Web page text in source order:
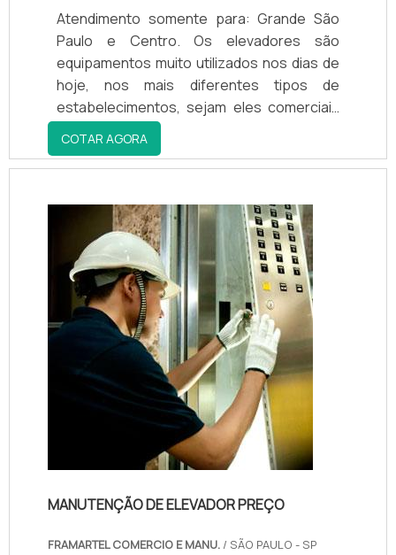
Atendimento somente para: Grande São
Paulo e Centro. Os elevadores são
equipamentos muito utilizados nos dias de
hoje, nos mais diferentes tipos de
estabelecimentos, sejam eles comerciais
ou residenciais. Podemos utilizar como
exemplo: Shoppings centers; Empresas;
Fábricas; Supermercados; Centros
que existe é o elevador de carga. Este,
além de transportar pessoas, pode levar
equipamento, o lixo reco...
COTAR AGORA
MANUTENÇÃO DE ELEVADOR PREÇO
FRAMARTEL COMERCIO E MANU. / SÃO PAULO - SP